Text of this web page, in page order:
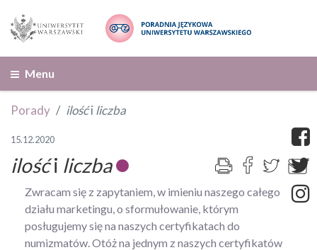
Menu
Porady ilośći liczba
15.12.2020
ilośći liczba
Zwracam się z zapytaniem, w imieniu naszego całego
działu marketingu, o sformułowanie, którym
posługujemy się na naszych certyfikatach do
numizmatów. Otóż na jednym z naszych certyfikatów